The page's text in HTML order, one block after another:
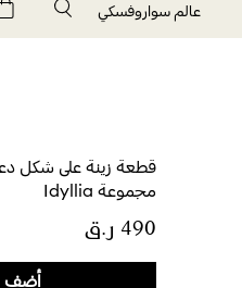
عالم سواروفسكي
قطعة زينة على شكل
مجموعة Idyllia
أضف